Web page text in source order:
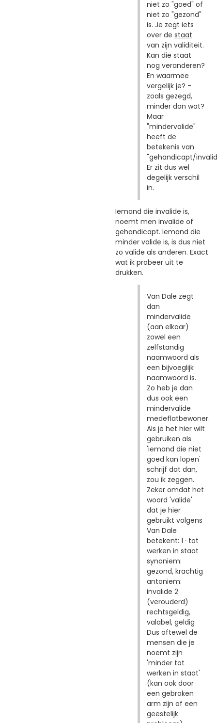
niet zo "goed" of
niet zo "gezond"
is. Je zegt iets
over de staat
van zijn validiteit.
Kan die staat
nog veranderen?
En waarmee
vergelijk je? -
zoals gezegd,
minder dan wat?
Maar
"mindervalide"
heeft de
betekenis van
"gehandicapt/
Er zit dus wel
degelijk verschil
in.
Iemand die invalide is,
noemt men invalide of
gehandicapt. Iemand die
minder valide is, is dus niet
zo valide als anderen. Exact
wat ik probeer uit te
drukken.
Van Dale zegt
dan
mindervalide
(aan elkaar)
zowel een
zelfstandig
naamwoord als
een bijvoeglijk
naamwoord is.
Zo heb je dan
dus ook een
mindervalide
medeflatbewoner.
Als je het hier wilt
gebruiken als
'iemand die niet
goed kan lopen'
schrijf dat dan,
zou ik zeggen.
Zeker omdat het
woord 'valide'
dat je hier
gebruikt volgens
Van Dale
betekent: 1 · tot
werken in staat
synoniem:
gezond, krachtig
antoniem:
invalide 2·
(verouderd)
rechtsgeldig,
valabel, geldig
Dus oftewel de
mensen die je
noemt zijn
'minder tot
werken in staat'
(kan ook door
een gebroken
arm zijn of een
geestelijk